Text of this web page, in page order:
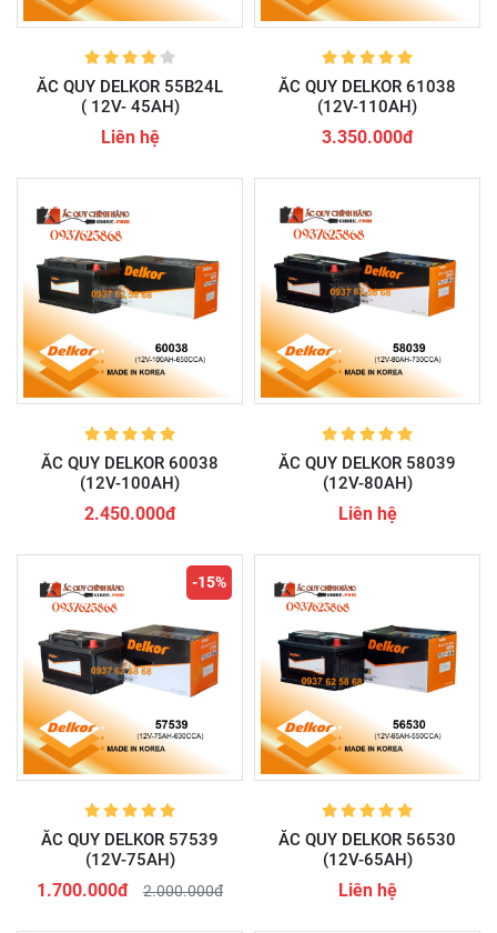
ẮC QUY DELKOR 55B24L
( 12V- 45AH)
Liên hệ
ẮC QUY DELKOR 61038
(12V-110AH)
3.350.000đ
ẮC QUY DELKOR 60038
(12V-100AH)
2.450.000đ
ẮC QUY DELKOR 58039
(12V-80AH)
Liên hệ
ẮC QUY DELKOR 57539
(12V-75AH)
1.700.000đ 2.000.000đ
-15%
ẮC QUY DELKOR 56530
(12V-65AH)
Liên hệ